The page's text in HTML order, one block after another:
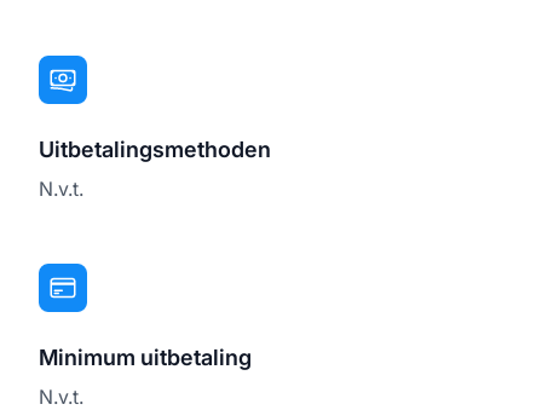
Uitbetalingsmethoden
N.v.t.
Minimum uitbetaling
N.v.t.